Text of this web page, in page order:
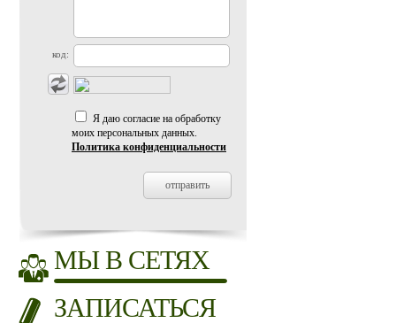
код:
Я даю согласие на обработку
моих персональных данных.
Политика конфиденциальности
МЫ В СЕТЯХ
ЗАПИСАТЬСЯ